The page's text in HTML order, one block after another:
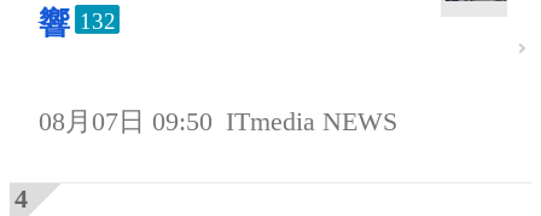
響 132
08月07日 09:50 ITmedia NEWS